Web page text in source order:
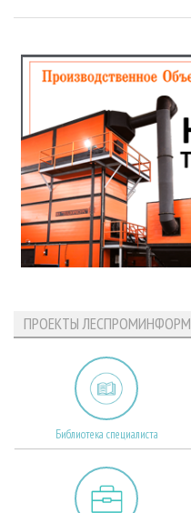
ПРОЕКТЫ ЛЕСПРОМИНФОРМ
Библиотека специалиста